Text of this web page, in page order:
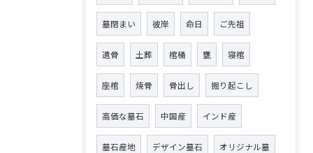
墓閉まい 彼岸 命日 ご先祖
遺骨 土葬 棺桶 甕 寝棺
座棺 焼骨 骨出し 掘り起こし
高価な墓石 中国産 インド産
墓石産地 デザイン墓石 オリジナル墓